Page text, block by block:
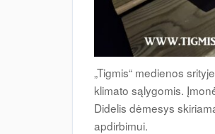
„Tigmis“ medienos
klimato sąlygomis.
Didelis dėmesys
apdirbimui.